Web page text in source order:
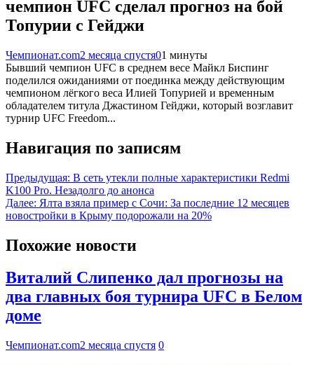
чемпион UFC сделал прогноз на бой
Топурии с Гейджи
Чемпионат.com2 месяца спустя01 минуты
Бывший чемпион UFC в среднем весе Майкл Биспинг
поделился ожиданиями от поединка между действующим
чемпионом лёгкого веса Илией Топурией и временным
обладателем титула Джастином Гейджи, который возглавит
турнир UFC Freedom...
Навигация по записям
Предыдущая: В сеть утекли полные характеристики Redmi
K100 Pro. Незадолго до анонса
Далее: Ялта взяла пример с Сочи: За последние 12 месяцев
новостройки в Крыму подорожали на 20%
Похожие новости
Виталий Слипенко дал прогнозы на
два главных боя турнира UFC в Белом
доме
Чемпионат.com2 месяца спустя 0